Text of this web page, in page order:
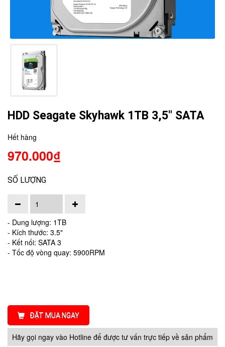
HDD Seagate Skyhawk 1TB 3,5" SATA
Hết hàng
970.000₫
SỐ LƯỢNG
- Dung lượng: 1TB
- Kích thước: 3.5"
- Kết nối: SATA 3
- Tốc độ vòng quay: 5900RPM
ĐẶT MUA NGAY
Hãy gọi ngay vào Hotline để được tư vấn trực tiếp về sản phẩm